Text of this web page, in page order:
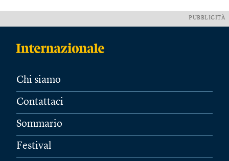
PUBBLICITÀ
Chi siamo
Contattaci
Sommario
Festival